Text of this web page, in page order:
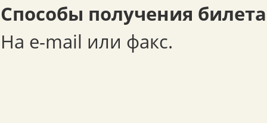
Способы получения билета
На e-mail или факс.